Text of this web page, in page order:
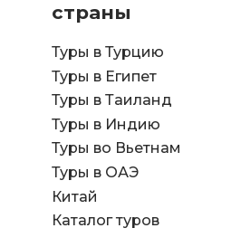
страны
Туры в Турцию
Туры в Египет
Туры в Таиланд
Туры в Индию
Туры во Вьетнам
Туры в ОАЭ
Китай
Каталог туров